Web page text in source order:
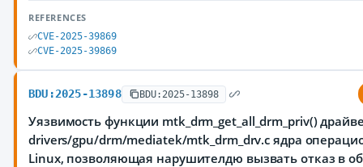
REFERENCES
CVE-2025-39869
CVE-2025-39869
BDU:2025-13898 BDU:2025-13898
Уязвимость функции mtk_drm_get_all_drm_priv()
drivers/gpu/drm/mediatek/mtk_drm_drv.c ядра
Linux, позволяющая нарушителдю вызвать отказ в